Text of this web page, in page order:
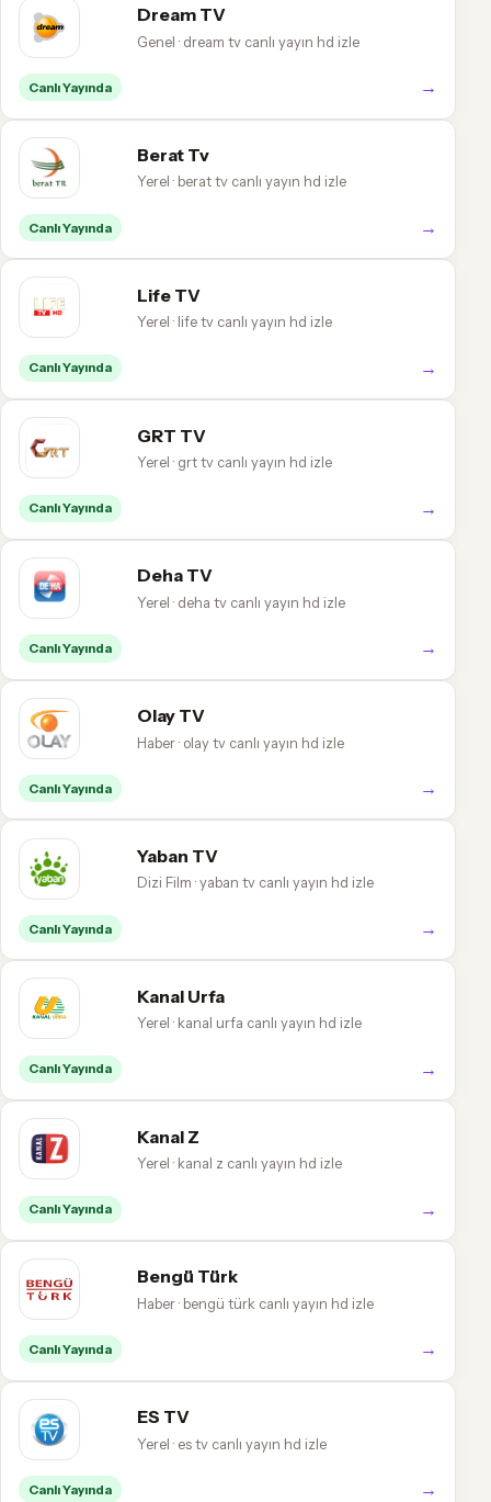
Dream TV
Genel · dream tv canlı yayın hd izle
Canlı Yayında →
Berat Tv
Yerel · berat tv canlı yayın hd izle
Canlı Yayında →
Life TV
Yerel · life tv canlı yayın hd izle
Canlı Yayında →
GRT TV
Yerel · grt tv canlı yayın hd izle
Canlı Yayında →
Deha TV
Yerel · deha tv canlı yayın hd izle
Canlı Yayında →
Olay TV
Haber · olay tv canlı yayın hd izle
Canlı Yayında →
Yaban TV
Dizi Film · yaban tv canlı yayın hd izle
Canlı Yayında →
Kanal Urfa
Yerel · kanal urfa canlı yayın hd izle
Canlı Yayında →
Kanal Z
Yerel · kanal z canlı yayın hd izle
Canlı Yayında →
Bengü Türk
Haber · bengü türk canlı yayın hd izle
Canlı Yayında →
ES TV
Yerel · es tv canlı yayın hd izle
Canlı Yayında →